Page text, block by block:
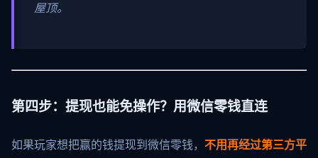
屋顶。
第四步：提现也能免操作？用微信零钱直连
如果玩家想把赢的钱提现到微信零钱， 不用再经过第三方平